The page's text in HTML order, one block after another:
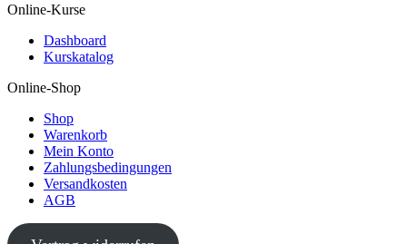
Online-Kurse
Dashboard
Kurskatalog
Online-Shop
Shop
Warenkorb
Mein Konto
Zahlungsbedingungen
Versandkosten
AGB